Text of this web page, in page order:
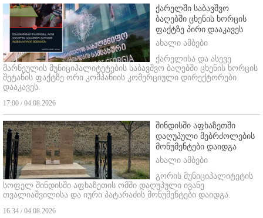
ქარელში საბავშვო
ბაღებში ცხენის ხორცის
ფაქტზე პირი დააკავეს
ახალი ამბები
ქარელისა და ასევე
მარნეულის მუნიციპალიტეტების საბავშვო ბაღებში ცხენის ხორცის
შეტანის ფაქტზე ორი კომპანიის კომერციული დირექტორები
დააკავეს.
17:00 / 04.08.2026
შინდისში აფხაზეთში
დაღუპული მებრძოლების
მონუმენტები დაიდგა
ახალი ამბები
გორის მუნიციპალიტეტის
სოფელ შინდისში აფხაზეთის ომში დაღუპული ივანე
თვალიაშვილისა და იური პატარაძის მონუმენტები დაიდგა.
16:34 / 04.08.2026